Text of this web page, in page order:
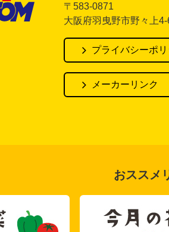
アトム電器チェーン
〒583-0871
大阪府羽曳野市野々上4-
プライバシーポ
メーカーリンク
おススメ